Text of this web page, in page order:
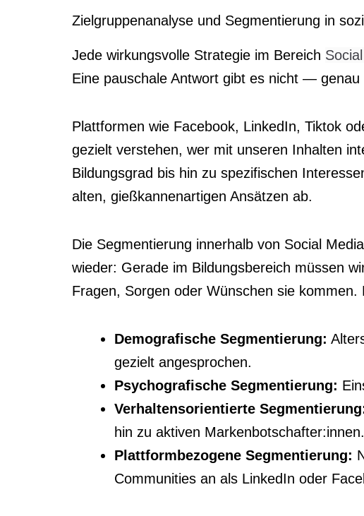
Zielgruppenanalyse und Segmentierung in
Jede wirkungsvolle Strategie im Bereich
Eine pauschale Antwort gibt es nicht —
Plattformen wie Facebook, LinkedIn, Tiktok
gezielt verstehen, wer mit unseren Inhalten
Bildungsgrad bis hin zu spezifischen
alten, gießkannenartigen Ansätzen ab.
Die Segmentierung innerhalb von Social
wieder: Gerade im Bildungsbereich müssen
Fragen, Sorgen oder Wünschen sie
Demografische Segmentierung:
gezielt angesprochen.
Psychografische Segmentierung:
Verhaltensorientierte
hin zu aktiven Markenbotschafter:innen.
Plattformbezogene Segmentierung:
Communities an als LinkedIn oder